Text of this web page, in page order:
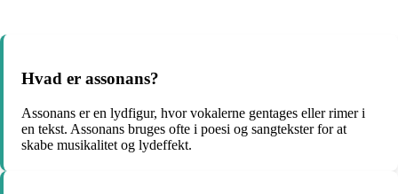
Hvad er assonans?
Assonans er en lydfigur, hvor vokalerne gentages eller rimer i
en tekst. Assonans bruges ofte i poesi og sangtekster for at
skabe musikalitet og lydeffekt.